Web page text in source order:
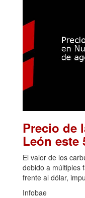
Precio de
León este
El valor de los
debido a múltiples
frente al dólar,
Infobae